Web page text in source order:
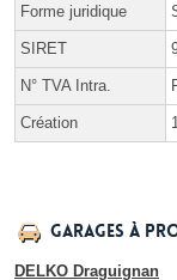
Forme juridique
SIRET
N° TVA Intra.
Création
Garages à
DELKO Draguignan